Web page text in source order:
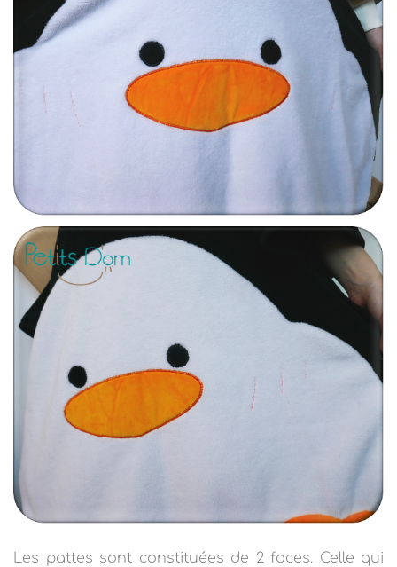
Les pattes sont constituées de 2 faces. Celle qui